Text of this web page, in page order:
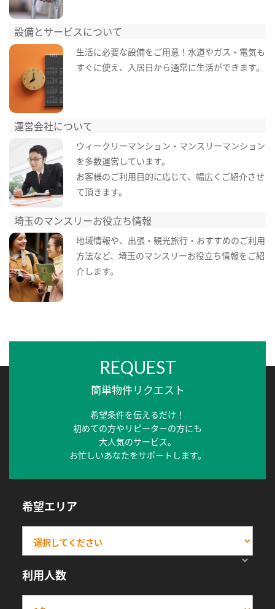
設備とサービスについて
生活に必要な設備をご用意！水道やガス・電気も
すぐに使え、入居日から通常に生活ができます。
運営会社について
ウィークリーマンション・マンスリーマンション
を多数運営しています。
お客様のご利用目的に応じて、幅広くご紹介させ
て頂きます。
埼玉のマンスリーお役立ち情報
地域情報や、出張・観光旅行・おすすめのご利用
方法など、埼玉のマンスリーお役立ち情報をご紹
介します。
REQUEST
簡単物件リクエスト
希望条件を伝えるだけ！
初めての方やリピーターの方にも
大人気のサービス。
お忙しいあなたをサポートします。
希望エリア
利用人数